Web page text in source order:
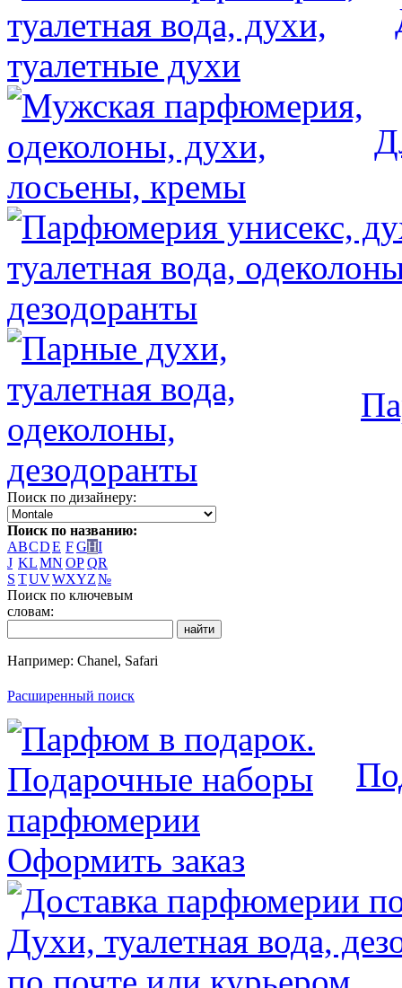
Поиск по дизайнеру:
Поиск по названию:
ABCDE FGHI
J KLMN OPQR
S TUVWXYZ№
Поиск по ключевым
словам:
Например: Chanel, Safari
Расширенный поиск
Оформить заказ